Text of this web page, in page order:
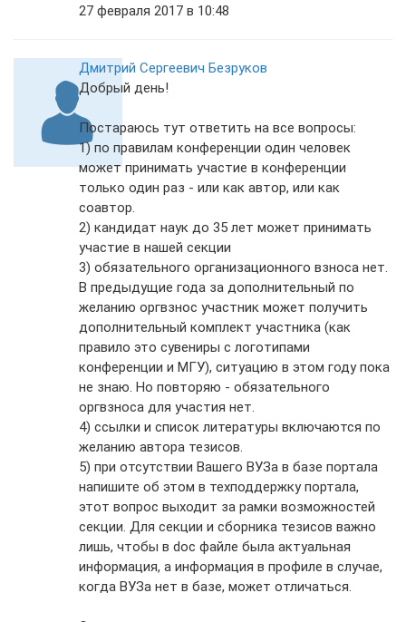
27 февраля 2017 в 10:48
Дмитрий Сергеевич Безруков
Добрый день!
Постараюсь тут ответить на все вопросы:
1) по правилам конференции один человек
может принимать участие в конференции
только один раз - или как автор, или как
соавтор.
2) кандидат наук до 35 лет может принимать
участие в нашей секции
3) обязательного организационного взноса нет.
В предыдущие года за дополнительный по
желанию оргвзнос участник может получить
дополнительный комплект участника (как
правило это сувениры с логотипами
конференции и МГУ), ситуацию в этом году пока
не знаю. Но повторяю - обязательного
оргвзноса для участия нет.
4) ссылки и список литературы включаются по
желанию автора тезисов.
5) при отсутствии Вашего ВУЗа в базе портала
напишите об этом в техподдержку портала,
этот вопрос выходит за рамки возможностей
секции. Для секции и сборника тезисов важно
лишь, чтобы в doc файле была актуальная
информация, а информация в профиле в случае,
когда ВУЗа нет в базе, может отличаться.